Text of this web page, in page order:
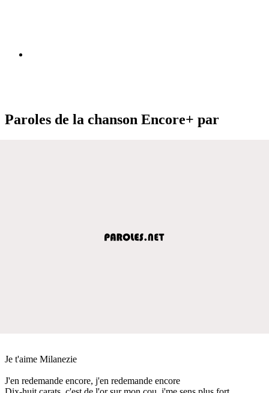
Paroles de la chanson Encore+ par
Je t'aime Milanezie
J'en redemande encore, j'en redemande encore